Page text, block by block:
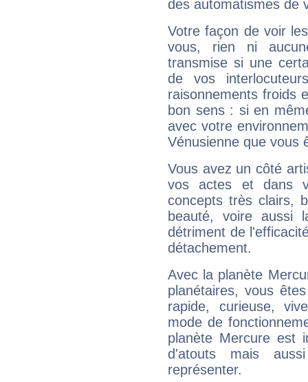
des automatismes de
Votre façon de voir
vous, rien ni
transmise si une
de vos
raisonnements froids
bon sens : si en
avec votre
Vénusienne que vous
Vous avez un côté
vos actes et dans
concepts très clairs,
beauté, voire aussi
détriment de
détachement.
Avec la planète
planétaires, vous
rapide, curieuse,
mode de
planète Mercure est
d'atouts mais
représenter.